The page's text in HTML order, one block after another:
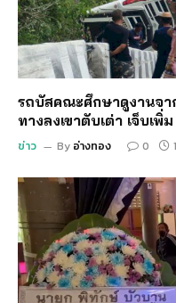
รถบัสคณะศึกษาดูงานจา
ทางลงเขาตับเต่า เจ็บเพิ่
ข่าว By อ่างทอง 0